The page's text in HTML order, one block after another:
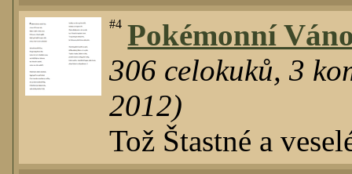
#4 Pokémonní
306 celokuků,3
2012)
Tož Štastné a